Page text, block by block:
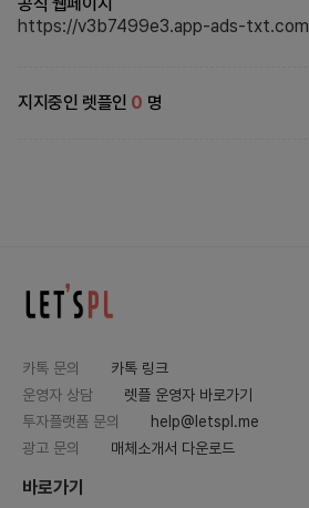
https://v3b7499e3.app-ads-txt.com
지지중인 렛플인 0 명
카톡 문의
카톡 링크
운영자 상담
렛플 운영자 바로가기
투자플랫폼 문의
help@letspl.me
광고 문의
매체소개서 다운로드
바로가기